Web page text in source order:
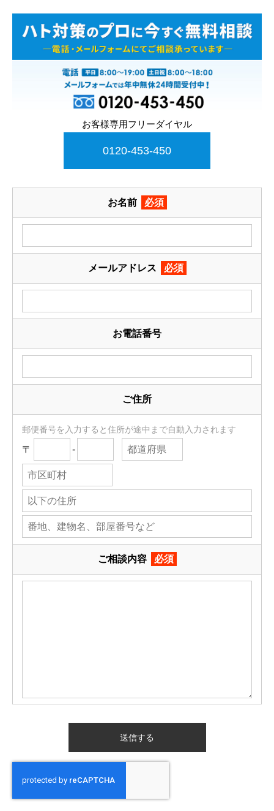
お客様専用フリーダイヤル
0120-453-450
お名前 必須
メールアドレス 必須
お電話番号
ご住所
郵便番号を入力すると住所が途中まで自動入力されます
〒 -
ご相談内容 必須